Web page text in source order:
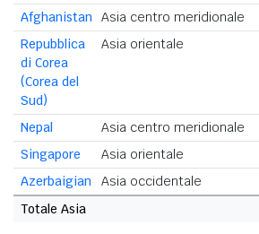
Afghanistan Asia centro meridionale
Repubblica
di Corea
(Corea del
Sud)
Asia orientale
Nepal Asia centro meridionale
Singapore
Asia orientale
Azerbaigian
Asia occidentale
Totale Asia